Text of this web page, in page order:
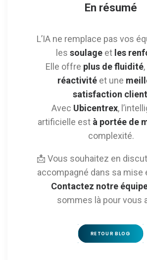
En résumé
L’IA ne remplace pas vos
les soulage et les
Elle offre plus de fluidité,
réactivité et une
satisfaction client
Avec Ubicentrex,
artificielle est à portée de
complexité.
📩 Vous souhaitez en
accompagné dans sa mise
Contactez notre
sommes là pour vous
RETOUR BLOG